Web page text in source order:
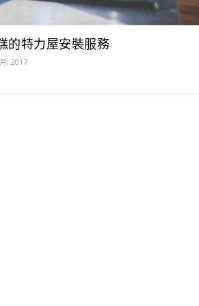
的特力屋安裝服務
, 2017